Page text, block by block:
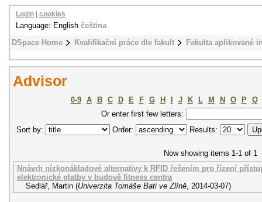
DSpace Home Kvalifikační práce dle fakult Fakulta aplikované
Login cookies
Language: English čeština
Advisor
0-9 A B C D E F G H J K L M N O P
Q
Or enter first few letters:
Sort by:
Order: Results:
Now showing items 1-1 of 1
Nnávrh nízkonákladové alternativy k RFID řešením pro řízení
elektronické platby v budově fitness centra
Sedlář, Martin (Univerzita Tomáše Bati ve Zlíně, 2014-03-07)